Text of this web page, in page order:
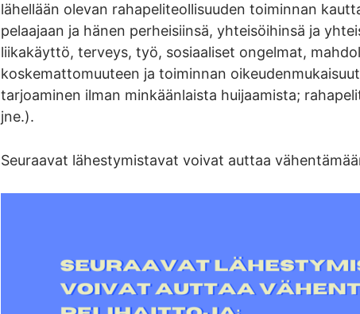
lähellään olevan rahapeliteollisuuden toiminnan
pelaajaan ja hänen perheisiinsä, yhteisöihinsä ja
liikakäyttö, terveys, työ, sosiaaliset ongelmat,
koskemattomuuteen ja toiminnan
tarjoaminen ilman minkäänlaista huijaamista;
jne.).
Seuraavat lähestymistavat voivat auttaa